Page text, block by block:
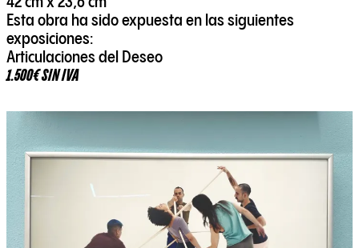
Esta obra ha sido expuesta en las siguientes
exposiciones:
Articulaciones del Deseo
1.500€ SIN IVA